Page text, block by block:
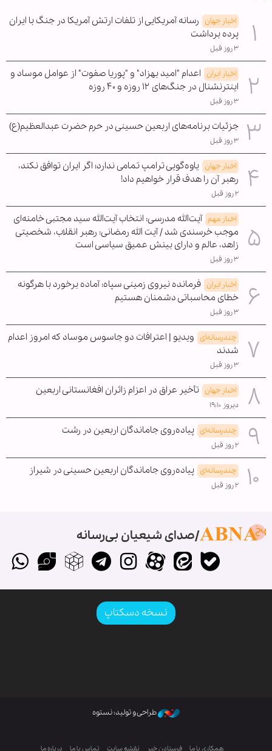
اخبار جهان رسانه آمریکایی از تلفات ارتش آمریکا در جنگ با ایران
پرده برداشت
۳ روز قبل
اخبار ایران اعدام "امید بهزاد" و "پوریا صفوت" از عوامل موساد و
اینترنشنال در جنگ‌های ۱۲ روزه و ۴۰ روزه
۳ روز قبل
جزئیات برنامه‌های اربعین حسینی در حرم حضرت عبدالعظیم(ع)
۳ روز قبل
اخبار جهان یاوه‌گویی ترامپ تمامی ندارد؛ اگر ایران توافق نکند،
رهبر آن را هدف قرار خواهیم داد!
۲ روز قبل
اخبار مهم آیت‌الله مدرسی: انتخاب آیت‌الله سید مجتبی خامنه‌ای
موجب خرسندی شد / آیت الله رمضانی: رهبر انقلاب، شخصیتی
زاهد، عالم و دارای بینش عمیق سیاسی است
۳ روز قبل
اخبار ایران فرمانده نیروی زمینی سپاه: آماده برخورد با هرگونه
خطای محاسباتی دشمنان هستیم
۳ روز قبل
چندرسانه‌ای ویدیو | اعترافات دو جاسوس موساد که امروز اعدام
شدند
۳ روز قبل
اخبار جهان تأخیر عراق در اعزام زائران افغانستانی اربعین
دیروز ۱۹:۱۰
چندرسانه‌ای پیاده‌روی جاماندگان اربعین در رشت
۲ روز قبل
چندرسانه‌ای پیاده‌روی جاماندگان اربعین حسینی در شیراز
۲ روز قبل
صدای شیعیان بی‌رسانه
نسخه دسکتاپ
طراحی و تولید: نستوه
همکاری با ما فرستادن خبر نقشه سایت تماس با ما درباره ما